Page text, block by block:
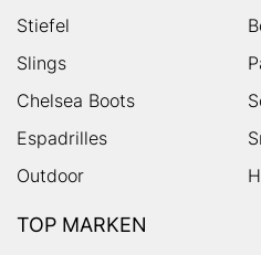
Stiefel
Slings
Chelsea Boots
Espadrilles
Outdoor
TOP MARKEN